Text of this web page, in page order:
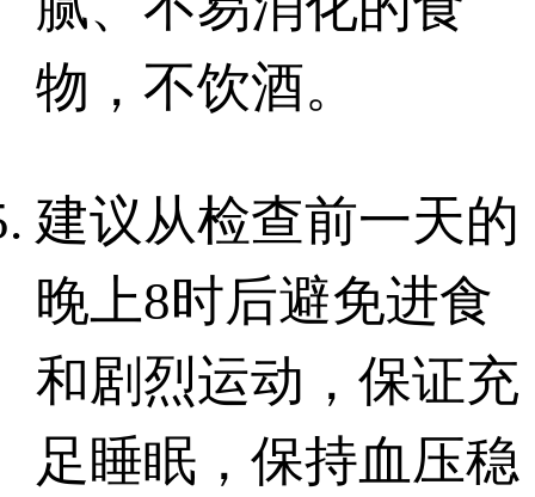
物，不饮酒。
建议从检查前一天的
晚上8时后避免进食
和剧烈运动，保证充
足睡眠，保持血压稳